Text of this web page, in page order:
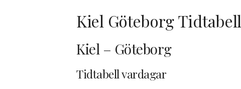
Kiel Göteborg Tidtabell
Kiel – Göteborg
Tidtabell vardagar